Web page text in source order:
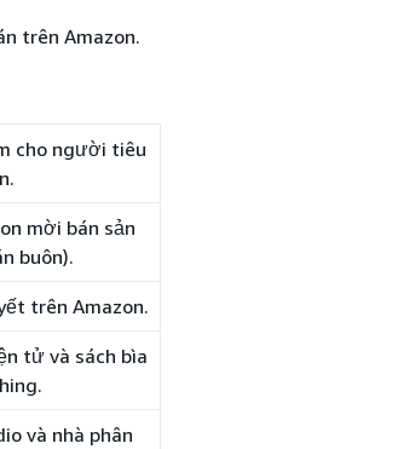
trên Amazon.
cho người tiêu
mời bán sản
buôn).
trên Amazon.
tử và sách bìa
và nhà phân